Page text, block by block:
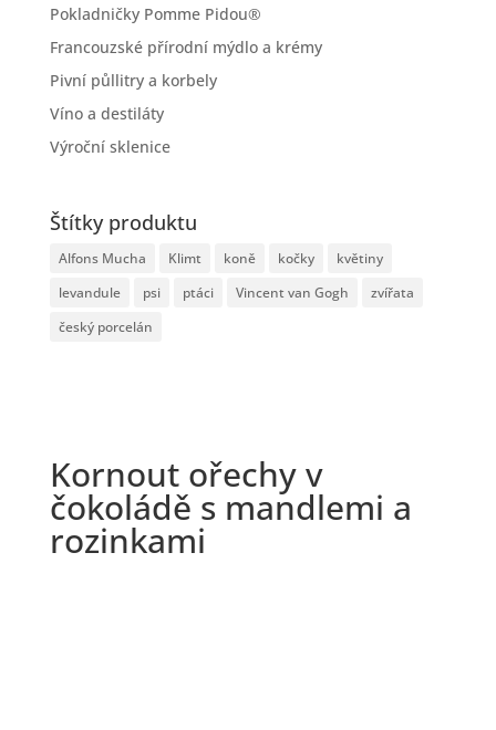
Pokladničky Pomme Pidou®
Francouzské přírodní mýdlo a krémy
Pivní půllitry a korbely
Víno a destiláty
Výroční sklenice
Štítky produktu
Alfons Mucha Klimt koně kočky
květiny
levandule
psi ptáci Vincent van Gogh
zvířata
český porcelán
Kornout ořechy v
čokoládě s mandlemi a
rozinkami